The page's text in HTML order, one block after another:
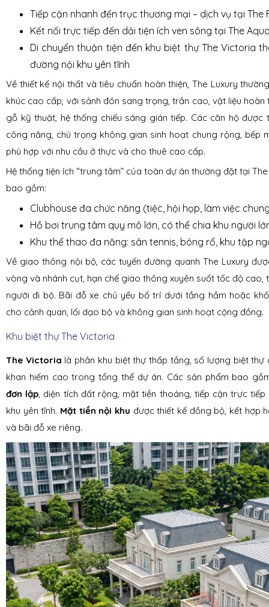
Tiếp cận nhanh đến trục thương mại – dịch vụ tại The
Kết nối trực tiếp đến dải tiện ích ven sông tại The
Di chuyển thuận tiện đến khu biệt thự The Victoria
đường nội khu yên tĩnh
Về thiết kế nội thất và tiêu chuẩn hoàn thiện, The Luxury
khúc cao cấp, với sảnh đón sang trọng, trần cao, vật liệu hoàn
gỗ kỹ thuật, hệ thống chiếu sáng gián tiếp. Các căn hộ
công năng, chú trọng không gian sinh hoạt chung rộng, bếp
phù hợp với nhu cầu ở thực và cho thuê cao cấp.
Hệ thống tiện ích “trung tâm” của toàn dự án thường đặt tại
bao gồm:
Clubhouse đa chức năng (tiệc, hội họp, làm việc
Hồ bơi trung tâm quy mô lớn, có thể chia khu người
Khu thể thao đa năng: sân tennis, bóng rổ, khu tập
Về giao thông nội bộ, các tuyến đường quanh The Luxury
vòng và nhánh cụt, hạn chế giao thông xuyên suốt tốc độ cao,
người đi bộ. Bãi đỗ xe chủ yếu bố trí dưới tầng hầm hoặc
cho cảnh quan, lối dạo bộ và không gian sinh hoạt cộng đồng.
Khu biệt thự The Victoria
The Victoria là phân khu biệt thự thấp tầng, số lượng biệt thự
khan hiếm cao trong tổng thể dự án. Các sản phẩm bao
đơn lập, diện tích đất rộng, mặt tiền thoáng, tiếp cận trực
khu yên tĩnh. Mặt tiền nội khu được thiết kế đồng bộ, kết hợp
và bãi đỗ xe riêng.